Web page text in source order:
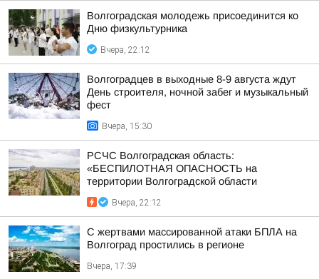
Волгоградская молодежь присоединится ко
Дню физкультурника
Вчера, 22:12
Волгоградцев в выходные 8-9 августа ждут
День строителя, ночной забег и музыкальный
фест
Вчера, 15:30
РСЧС Волгоградская область:
«БЕСПИЛОТНАЯ ОПАСНОСТЬ на
территории Волгоградской области
Вчера, 22:12
С жертвами массированной атаки БПЛА на
Волгоград простились в регионе
Вчера, 17:39